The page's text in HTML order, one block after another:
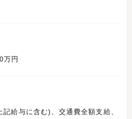
万円
給与に含む)、交通費全額支給、